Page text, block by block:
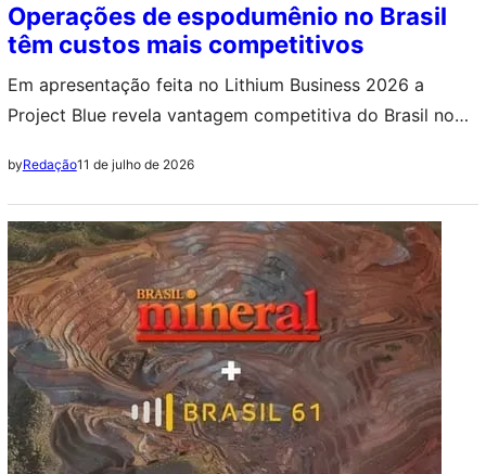
Operações de espodumênio no Brasil
têm custos mais competitivos
Em apresentação feita no Lithium Business 2026 a
Project Blue revela vantagem competitiva do Brasil no
custos até 7% menores que a média mundial de custo
operacional de produção de espodumênio.
byRedação11 de julho de 2026